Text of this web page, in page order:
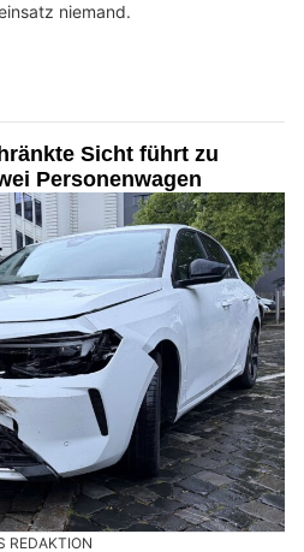
niemand.
Sicht führt zu
Personenwagen
REDAKTION